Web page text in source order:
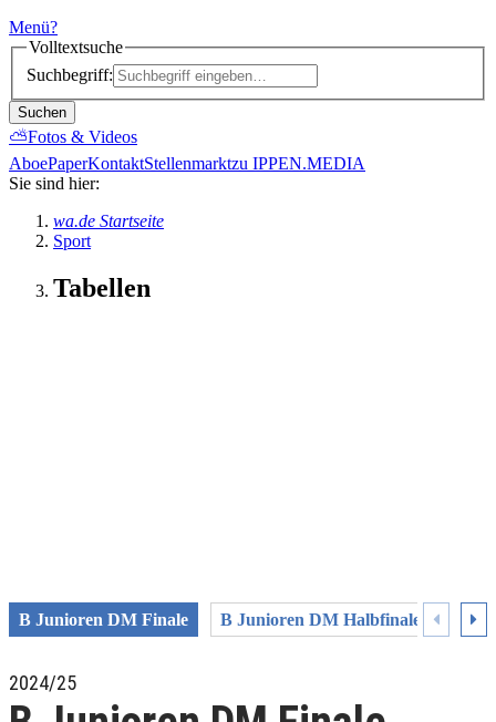
Menü?
Volltextsuche
Suchbegriff:
Suchen
⛅Fotos & Videos
AboePaperKontaktStellenmarktzu IPPEN.MEDIA
Sie sind hier:
wa.de Startseite
Sport
Tabellen
B Junioren DM Finale B Junioren DM Halbfinale B
2024/25